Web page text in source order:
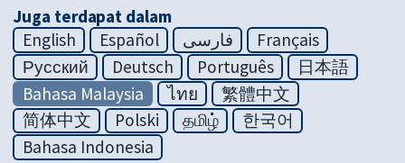
Juga terdapat dalam
English
Español فارسی
Français
Русский
Deutsch Português
日本語
Bahasa Malaysia
ไทย
繁體中文
简体中文
Polski தமிழ்
한국어
Bahasa Indonesia